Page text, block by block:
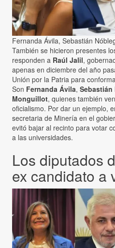
Fernanda Ávila, Sebastián
También se hicieron presentes
responden a Raúl Jalil,
apenas en diciembre del año
Unión por la Patria para
Son Fernanda Ávila, Sebastián
Monguillot, quienes también
oficialismo. Por dar un ejemplo,
secretaria de Minería en el
evitó bajar al recinto para votar
a las universidades.
Los diputados
ex candidato a